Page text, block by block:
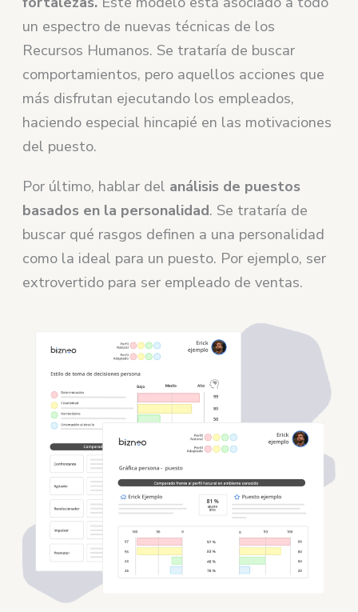
un espectro de nuevas técnicas de los
Recursos Humanos. Se trataría de buscar
comportamientos, pero aquellos acciones que
más disfrutan ejecutando los empleados,
haciendo especial hincapié en las motivaciones
del puesto.
Por último, hablar del análisis de puestos
basados en la personalidad. Se trataría de
buscar qué rasgos definen a una personalidad
como la ideal para un puesto. Por ejemplo, ser
extrovertido para ser empleado de ventas.